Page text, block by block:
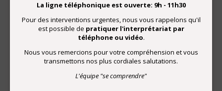
La ligne téléphonique est ouverte: 9h - 11h30
Pour des interventions urgentes, nous vous rappelons qu'il
est possible de pratiquer l'interprétariat par
téléphone ou vidéo.
Nous vous remercions pour votre compréhension et vous
transmettons nos plus cordiales salutations.
L'équipe "se comprendre"
Don
Par un don, vous soutenez le développement de
prestations d'interprétariat de qualité.
CCP de "se comprendre"
01-67132-5